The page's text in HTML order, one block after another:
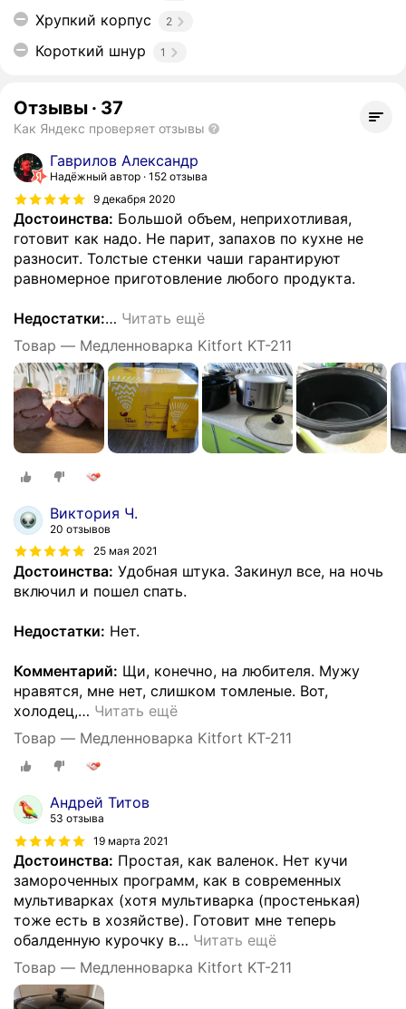
Хрупкий корпус 2
Короткий шнур 1
Отзывы · 37
Как Яндекс проверяет отзывы
Гаврилов Александр
Надёжный автор 152 отзыва
9 декабря 2020
Достоинства: Большой объем, неприхотливая,
готовит как надо. Не парит, запахов по кухне не
разносит. Толстые стенки чаши гарантируют
равномерное приготовление любого продукта.
Недостатки:… Читать ещё
Товар — Медленноварка Kitfort KT-211
Виктория Ч.
20 отзывов
25 мая 2021
Достоинства: Удобная штука. Закинул все, на ночь
включил и пошел спать.
Недостатки: Нет.
Комментарий: Щи, конечно, на любителя. Мужу
нравятся, мне нет, слишком томленые. Вот,
холодец,… Читать ещё
Товар — Медленноварка Kitfort KT-211
Андрей Титов
53 отзыва
19 марта 2021
Достоинства: Простая, как валенок. Нет кучи
замороченных программ, как в современных
мультиварках (хотя мультиварка (простенькая)
тоже есть в хозяйстве). Готовит мне теперь
обалденную курочку в… Читать ещё
Товар — Медленноварка Kitfort KT-211